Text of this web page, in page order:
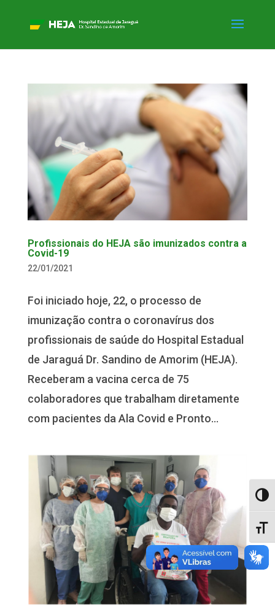
Profissionais do HEJA são imunizados contra a
Covid-19
22/01/2021
Foi iniciado hoje, 22, o processo de
imunização contra o coronavírus dos
profissionais de saúde do Hospital Estadual
de Jaraguá Dr. Sandino de Amorim (HEJA).
Receberam a vacina cerca de 75
colaboradores que trabalham diretamente
com pacientes da Ala Covid e Pronto...